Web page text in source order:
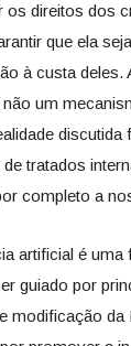
os direitos dos
que ela
à custa deles.
um
tratados
completo a
artificial é
guiado por
modificação da